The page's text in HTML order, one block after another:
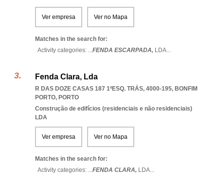
Ver empresa Ver no Mapa
Matches in the search for:
Activity categories: ...FENDA ESCARPADA, LDA...
Fenda Clara, Lda
R DAS DOZE CASAS 187 1ºESQ. TRÁS, 4000-195, BONFIM
PORTO, PORTO
Construção de edifícios (residenciais e não residenciais)
LDA
Ver empresa Ver no Mapa
Matches in the search for:
Activity categories: ...FENDA CLARA, LDA...